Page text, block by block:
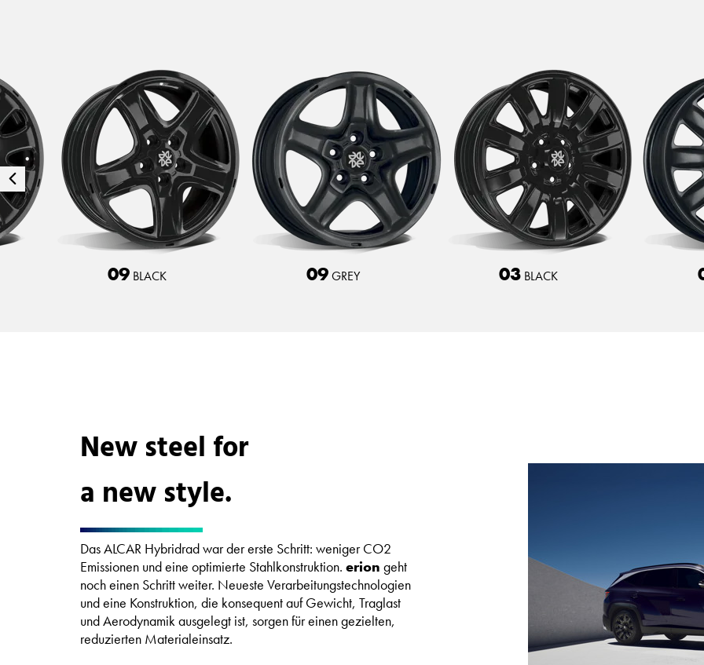
Zurück
09 BLACK 09GREY 03 BLACK
New steel for
a new style.
Das ALCAR Hybridrad war der erste Schritt: weniger CO2
Emissionen und eine optimierte Stahlkonstruktion. erion geht
noch einen Schritt weiter. Neueste Verarbeitungstechnologien
und eine Konstruktion, die konsequent auf Gewicht, Traglast
und Aerodynamik ausgelegt ist, sorgen für einen gezielten,
reduzierten Materialeinsatz.